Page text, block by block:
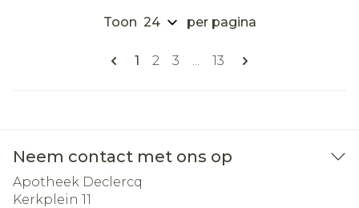
Pagina's
U lees momenteel pagina
1 Pagina
2 Pagina
3 ... Pagina
13
Toon per pagina
Neem contact met ons op
Apotheek Declercq
Kerkplein 11